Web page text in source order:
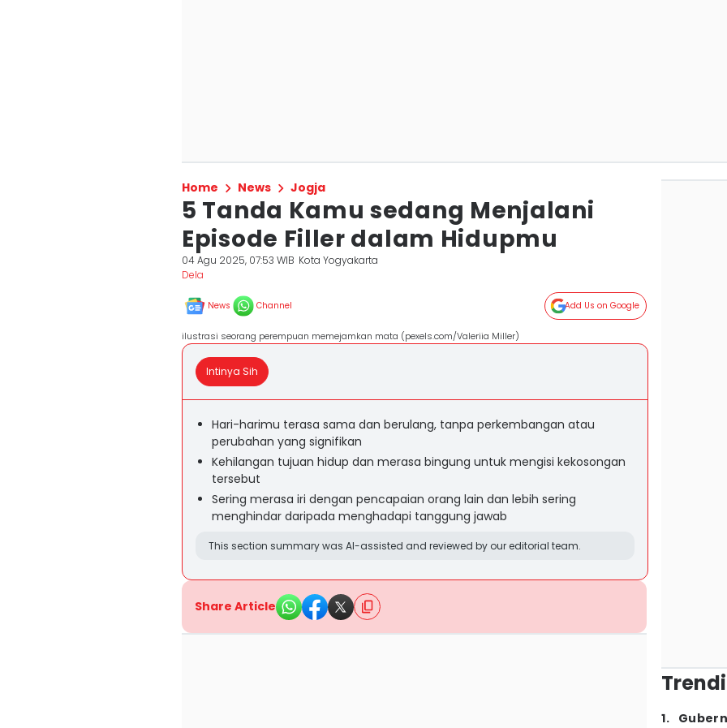
Home News Jogja
5 Tanda Kamu sedang Menjalani
Episode Filler dalam Hidupmu
04 Agu 2025, 07:53 WIB Kota Yogyakarta
Dela ‎
News Channel Add Us on Google
ilustrasi seorang perempuan memejamkan mata (pexels.com/Valeriia Miller)
Intinya Sih
Hari-harimu terasa sama dan berulang, tanpa perkembangan atau
perubahan yang signifikan
Kehilangan tujuan hidup dan merasa bingung untuk mengisi kekosongan
tersebut
Sering merasa iri dengan pencapaian orang lain dan lebih sering
menghindar daripada menghadapi tanggung jawab
This section summary was AI-assisted and reviewed by our editorial team.
Share Article
1.